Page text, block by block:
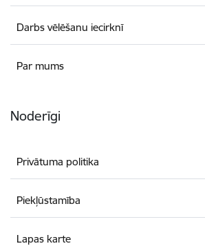
Darbs vēlēšanu iecirknī
Par mums
Noderīgi
Privātuma politika
Piekļūstamība
Lapas karte